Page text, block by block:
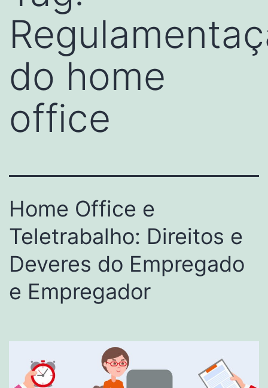
do home
office
Home Office e
Teletrabalho: Direitos e
Deveres do Empregado
e Empregador